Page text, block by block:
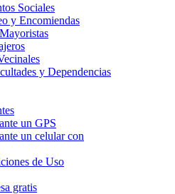
Sociales
y Encomiendas
y Dependencias
un GPS
un celular con
de Uso
gratis